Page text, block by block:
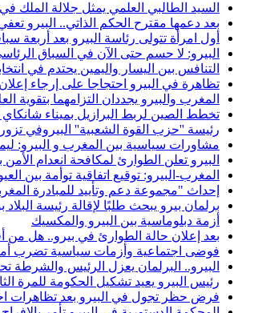
السيد الطالبي العلمي يمثل جلالة الملك
بعد دعمها مقترح الحكم الذاتي.. البيرو
أول امرأة تتولى رئاسة البيرو بعد أربعة
البيرو: لا حسم حتى الآن في السباق
التنافس بين اليسار واليمين يحتدم في
تظاهرة في البيرو احتجاجا على إرجاء إعلان
المغرب والبيرو يجددان التزامهما بتقوية
تخطط الصين لربط البرازيل بميناء
رئيسة ''حزب القوة الشعبية'' البيروفي
مشاورات سياسية بين المغرب و البيرو:
البيرو تعلن الطوارئ لمكافحة انعدام
المغرب-البيرو: توقيع اتفاقية توأمة بين
إحداث "مجموعة دعم وتأييد للمبادرة
برلمان بيرو يبحث طلبًا لإقالة رئيسة البلاد
أزمة دبلوماسية بين البيرو والمكسيك
بعد إعلان حالة الطوارئ في بيرو.. هل من
فوضى اجتماعية وأزمات سياسية تضرب
البيرو.. البرلمان يعزل الرئيس والشرطة
رئيس البيرو يعيد تشكيل الحكومة للمرة
فرض حظر تجول في البيرو بعد تظاهرات